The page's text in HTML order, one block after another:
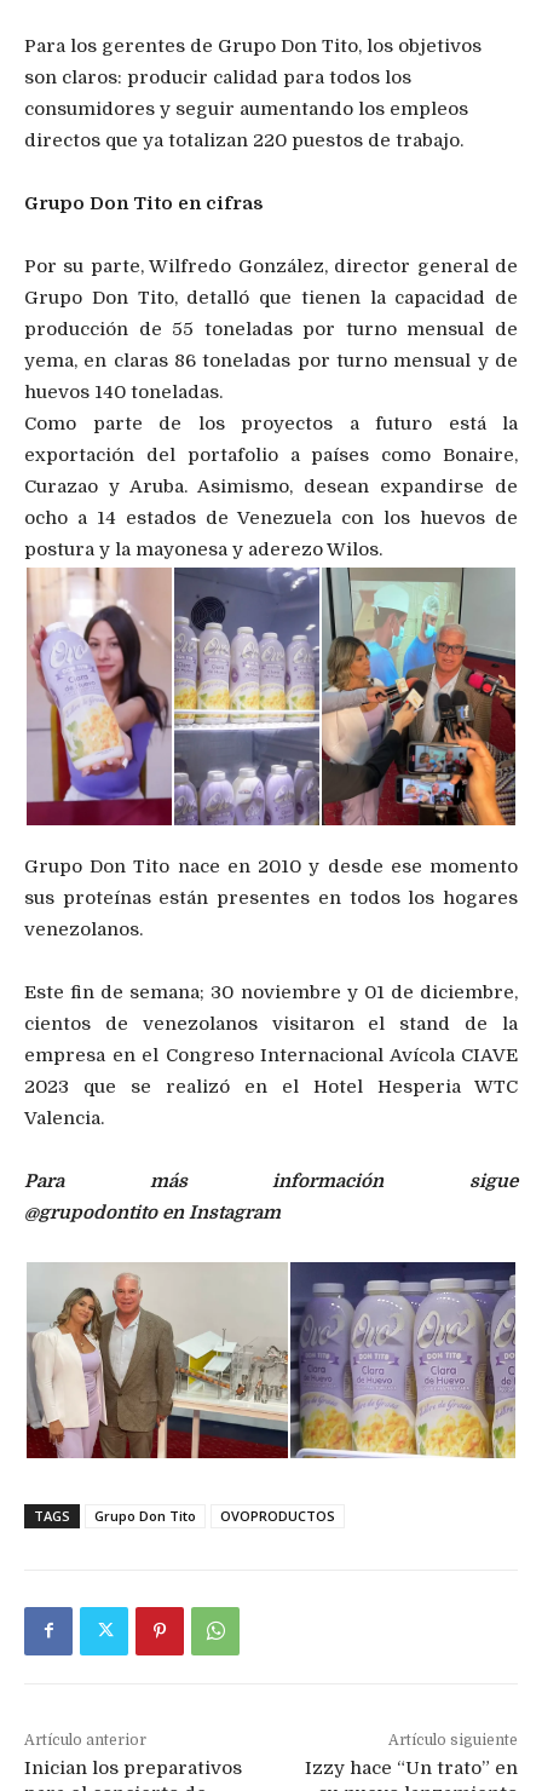
Para los gerentes de Grupo Don Tito, los objetivos
son claros: producir calidad para todos los
consumidores y seguir aumentando los empleos
directos que ya totalizan 220 puestos de trabajo.
Grupo Don Tito en cifras
Por su parte, Wilfredo González, director general de
Grupo Don Tito, detalló que tienen la capacidad de
producción de 55 toneladas por turno mensual de
yema, en claras 86 toneladas por turno mensual y de
huevos 140 toneladas.
Como parte de los proyectos a futuro está la
exportación del portafolio a países como Bonaire,
Curazao y Aruba. Asimismo, desean expandirse de
ocho a 14 estados de Venezuela con los huevos de
postura y la mayonesa y aderezo Wilos.
Grupo Don Tito nace en 2010 y desde ese momento
sus proteínas están presentes en todos los hogares
venezolanos.
Este fin de semana; 30 noviembre y 01 de diciembre,
cientos de venezolanos visitaron el stand de la
empresa en el Congreso Internacional Avícola CIAVE
2023 que se realizó en el Hotel Hesperia WTC
Valencia.
Para más información sigue
@grupodontito en Instagram
TAGS Grupo Don Tito OVOPRODUCTOS
Artículo anterior
Inician los preparativos
Artículo siguiente
Izzy hace “Un trato” en